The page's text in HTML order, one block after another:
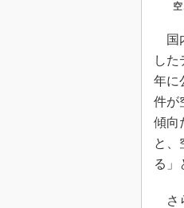
国
した
年に
件が
傾向
と、
る」
さ